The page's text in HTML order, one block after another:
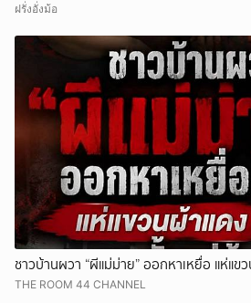
ฝรั่งอั่งม้อ
ชาวบ้านผวา “ผีแม่ม่าย” ออกหาเหยื่อ แห่แข
THE ROOM 44 CHANNEL